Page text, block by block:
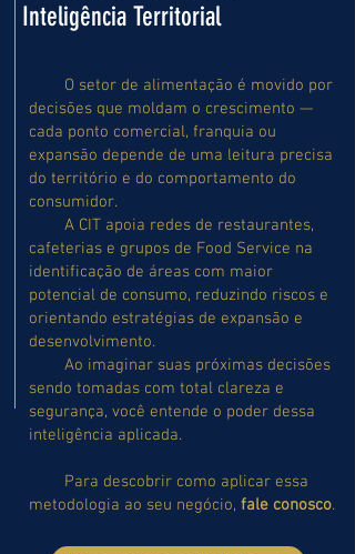
Inteligência Territorial
O setor de alimentação é movido por
decisões que moldam o crescimento —
cada ponto comercial, franquia ou
expansão depende de uma leitura precisa
do território e do comportamento do
consumidor.
A CIT apoia redes de restaurantes,
cafeterias e grupos de Food Service na
identificação de áreas com maior
potencial de consumo, reduzindo riscos e
orientando estratégias de expansão e
desenvolvimento.
Ao imaginar suas próximas decisões
sendo tomadas com total clareza e
segurança, você entende o poder dessa
inteligência aplicada.
Para descobrir como aplicar essa
metodologia ao seu negócio, fale conosco.